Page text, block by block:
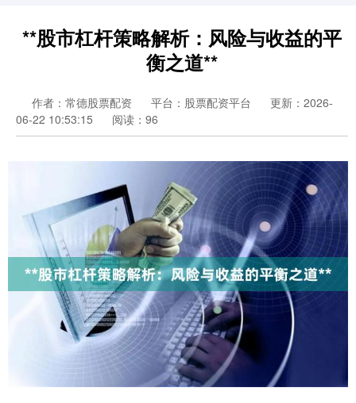
**股市杠杆策略解析：风险与收益的平
衡之道**
作者：常德股票配资 平台：股票配资平台
更新：2026-
06-22 10:53:15
阅读：96